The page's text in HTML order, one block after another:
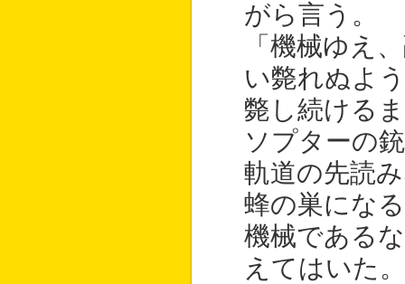
がら言う。
「機械ゆえ
い斃れぬよ
斃し続ける
ソプターの
軌道の先読
蜂の巣にな
機械である
えてはいた。